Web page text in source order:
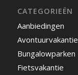
CATEGORIEËN
Aanbiedingen
Avontuurvakantie
Bungalowparken
Fietsvakantie